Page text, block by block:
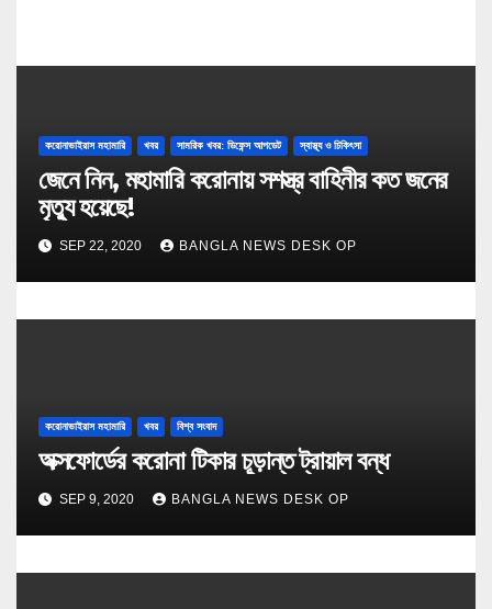
করোনাভাইরাস মহামারি খবর সামরিক খবর: ডিফেন্স আপডেট স্বাস্থ্য ও চিকিৎসা
জেনে নিন, মহামারি করোনায় সশস্ত্র বাহিনীর কত জনের
মৃত্যু হয়েছে!
SEP 22, 2020 BANGLA NEWS DESK OP
করোনাভাইরাস মহামারি খবর বিশ্ব সংবাদ
অক্সফোর্ডের করোনা টিকার চূড়ান্ত ট্রায়াল বন্ধ
SEP 9, 2020 BANGLA NEWS DESK OP